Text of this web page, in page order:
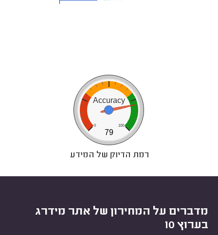
Accuracy
0 100
79
רמת הדיוק של המידע
מדברים על המחירון של אתר מידרג
בערוץ 10